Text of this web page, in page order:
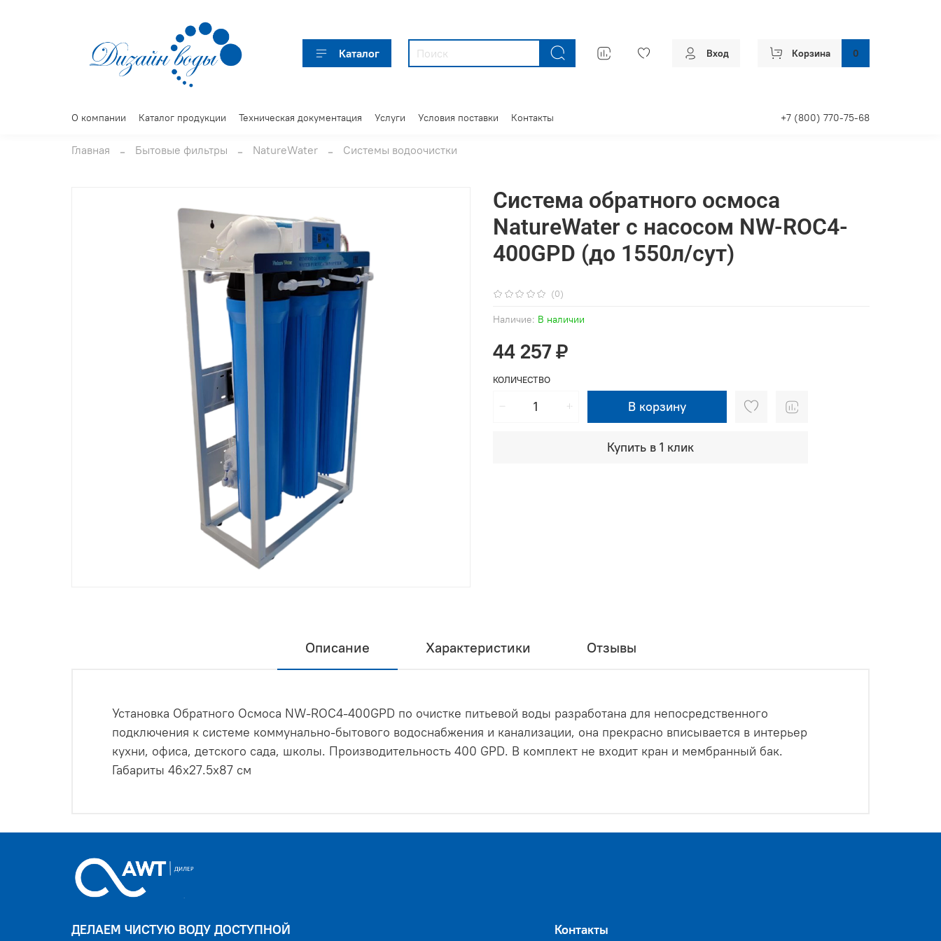
Каталог Вход Корзина 0
О компании Каталог продукции Техническая документация Услуги Условия поставки Контакты +7 (800) 770-75-68
Главная Бытовые фильтры NatureWater Системы водоочистки
(0)
Наличие: В наличии
Система обратного осмоса
NatureWater с насосом NW-ROC4-
400GPD (до 1550л/сут)
44 257 ₽
КОЛИЧЕСТВО
В корзину
Купить в 1 клик
Описание Характеристики Отзывы
Установка Обратного Осмоса NW-ROC4-400GPD по очистке питьевой воды разработана для непосредственного
подключения к системе коммунально-бытового водоснабжения и канализации, она прекрасно вписывается в интерьер
кухни, офиса, детского сада, школы. Производительность 400 GPD. В комплект не входит кран и мембранный бак.
Габариты 46х27.5х87 см
ДЕЛАЕМ ЧИСТУЮ ВОДУ ДОСТУПНОЙ Контакты